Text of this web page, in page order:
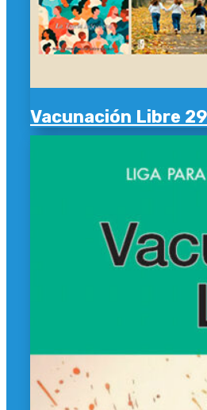
Vacunación Libre 29